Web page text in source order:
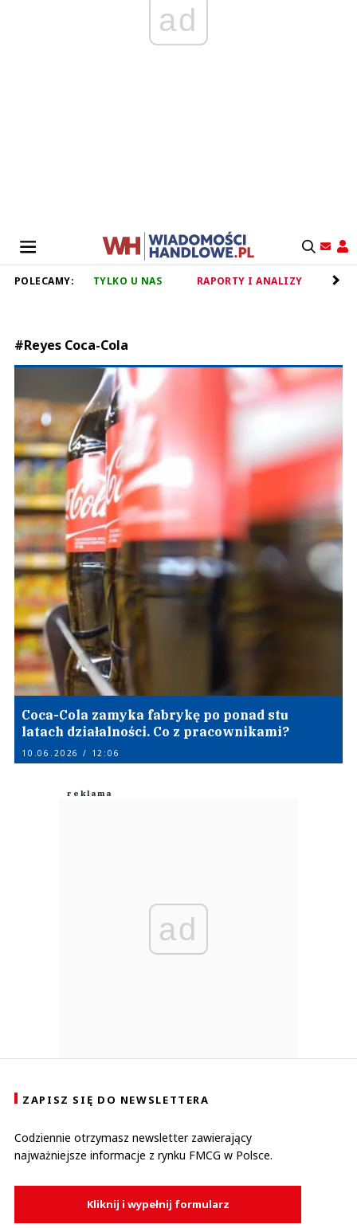
ad
POLECAMY: TYLKO U NAS RAPORTY I ANALIZY
#Reyes Coca-Cola
Coca-Cola zamyka fabrykę po ponad stu
latach działalności. Co z pracownikami?
10.06.2026 / 12:06
ad
ZAPISZ SIĘ DO NEWSLETTERA
Codziennie otrzymasz newsletter zawierający
najważniejsze informacje z rynku FMCG w Polsce.
Kliknij i wypełnij formularz